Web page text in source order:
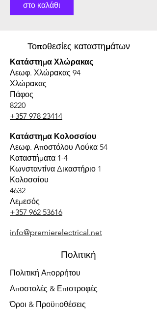
στο καλάθι
Τοποθεσίες καταστημάτων
Κατάστημα Χλώρακας
Λεωφ. Χλώρακας 94
Χλώρακας
Πάφος
8220
+357 978 23414
Κατάστημα Κολοσσίου
Λεωφ. Αποστόλου Λούκα 54
Καταστήματα 1-4
Κωνσταντίνα Δικαστήριο 1
Κολοσσίου
4632
Λεμεσός
+357 962 53616
info@premierelectrical.net
Πολιτική
Πολιτική Απορρήτου
Αποστολές & Επιστροφές
Όροι & Προϋποθέσεις